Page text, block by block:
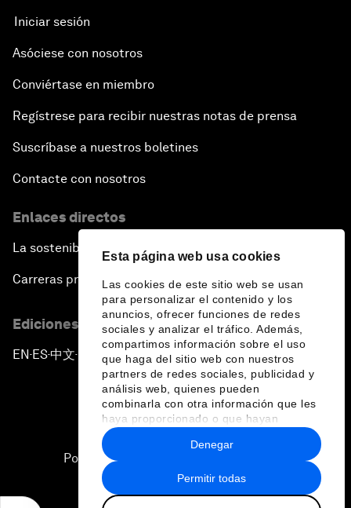
Esta página web usa cookies
Las cookies de este sitio web se usan
para personalizar el contenido y los
anuncios, ofrecer funciones de redes
sociales y analizar el tráfico. Además,
compartimos información sobre el uso
que haga del sitio web con nuestros
partners de redes sociales, publicidad y
análisis web, quienes pueden
combinarla con otra información que les
haya proporcionado o que hayan
recopilado a partir del uso que haya
hecho de sus servicios.
Permitir todas
Denegar
Iniciar sesión
Asóciese con nosotros
Conviértase en miembro
Regístrese para recibir nuestras notas de prensa
Suscríbase a nuestros boletines
Contacte con nosotros
Enlaces directos
La sostenibilidad en el Foro
Carreras profesionales
Ediciones en otros idiomas
EN ▪ES▪中文▪ 日本語
Política de privacidad y normas de uso
Sitemap